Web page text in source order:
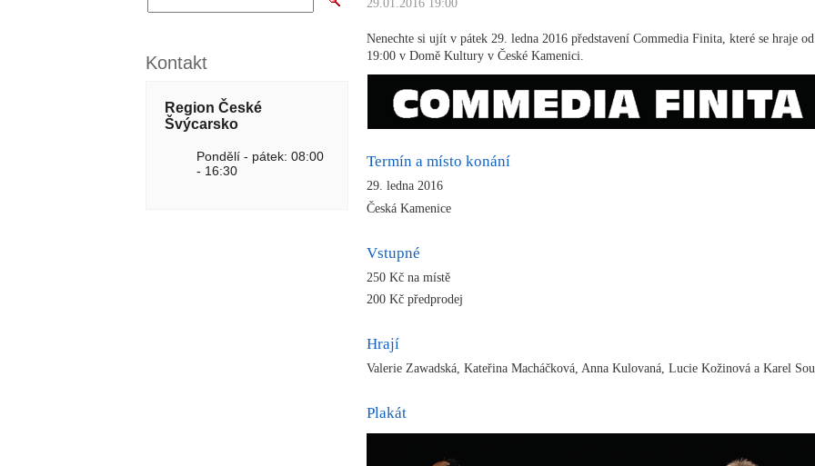
29.01.2016 19:00
Nenechte si ujít v pátek 29. ledna 2016 představení Commedia Finita, které se hraje od
19:00 v Domě Kultury v České Kamenici.
Termín a místo konání
29. ledna 2016
Česká Kamenice
Vstupné
250 Kč na místě
200 Kč předprodej
Hrají
Valerie Zawadská, Kateřina Macháčková, Anna Kulovaná, Lucie Kožinová a Karel
Plakát
Kontakt
Region České
Švýcarsko
Pondělí - pátek: 08:00
- 16:30